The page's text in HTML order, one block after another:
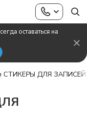
оставаться на
СТИКЕРЫ ДЛЯ ЗАПИСЕЙ